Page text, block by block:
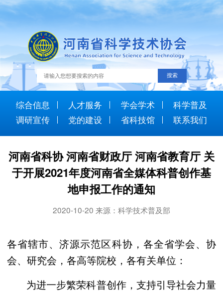
综合信息 人才服务 学会学术
科学普及
调研宣传
党的建设 省科技馆 联系我们
河南省科协 河南省财政厅 河南省教育厅 关
于开展2021年度河南省全媒体科普创作基
地申报工作的通知
2020-10-20 来源：科学技术普及部
各省辖市、济源示范区科协，各全省学会、协
会、研究会，各高等院校，各有关单位：
为进一步繁荣科普创作，支持引导社会力量